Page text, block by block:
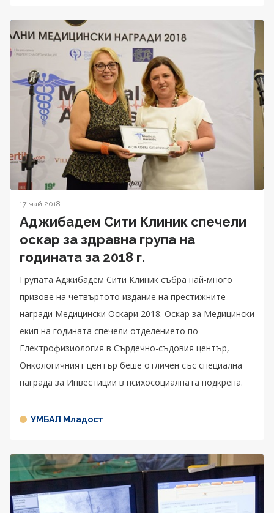
17 май 2018
Аджибадем Сити Клиник спечели
оскар за здравна група на
годината за 2018 г.
Групата Аджибадем Сити Клиник събра най-много
призове на четвъртото издание на престижните
награди Медицински Оскари 2018. Оскар за Медицински
екип на годината спечели отделението по
Електрофизиология в Сърдечно-съдовия център,
Онкологичният център беше отличен със специална
награда за Инвестиции в психосоциалната подкрепа.
УМБАЛ Младост